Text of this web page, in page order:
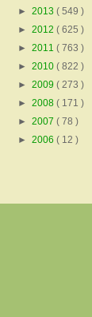
► 2013 ( 549 )
► 2012 ( 625 )
► 2011 ( 763 )
► 2010 ( 822 )
► 2009 ( 273 )
► 2008 ( 171 )
► 2007 ( 78 )
► 2006 ( 12 )